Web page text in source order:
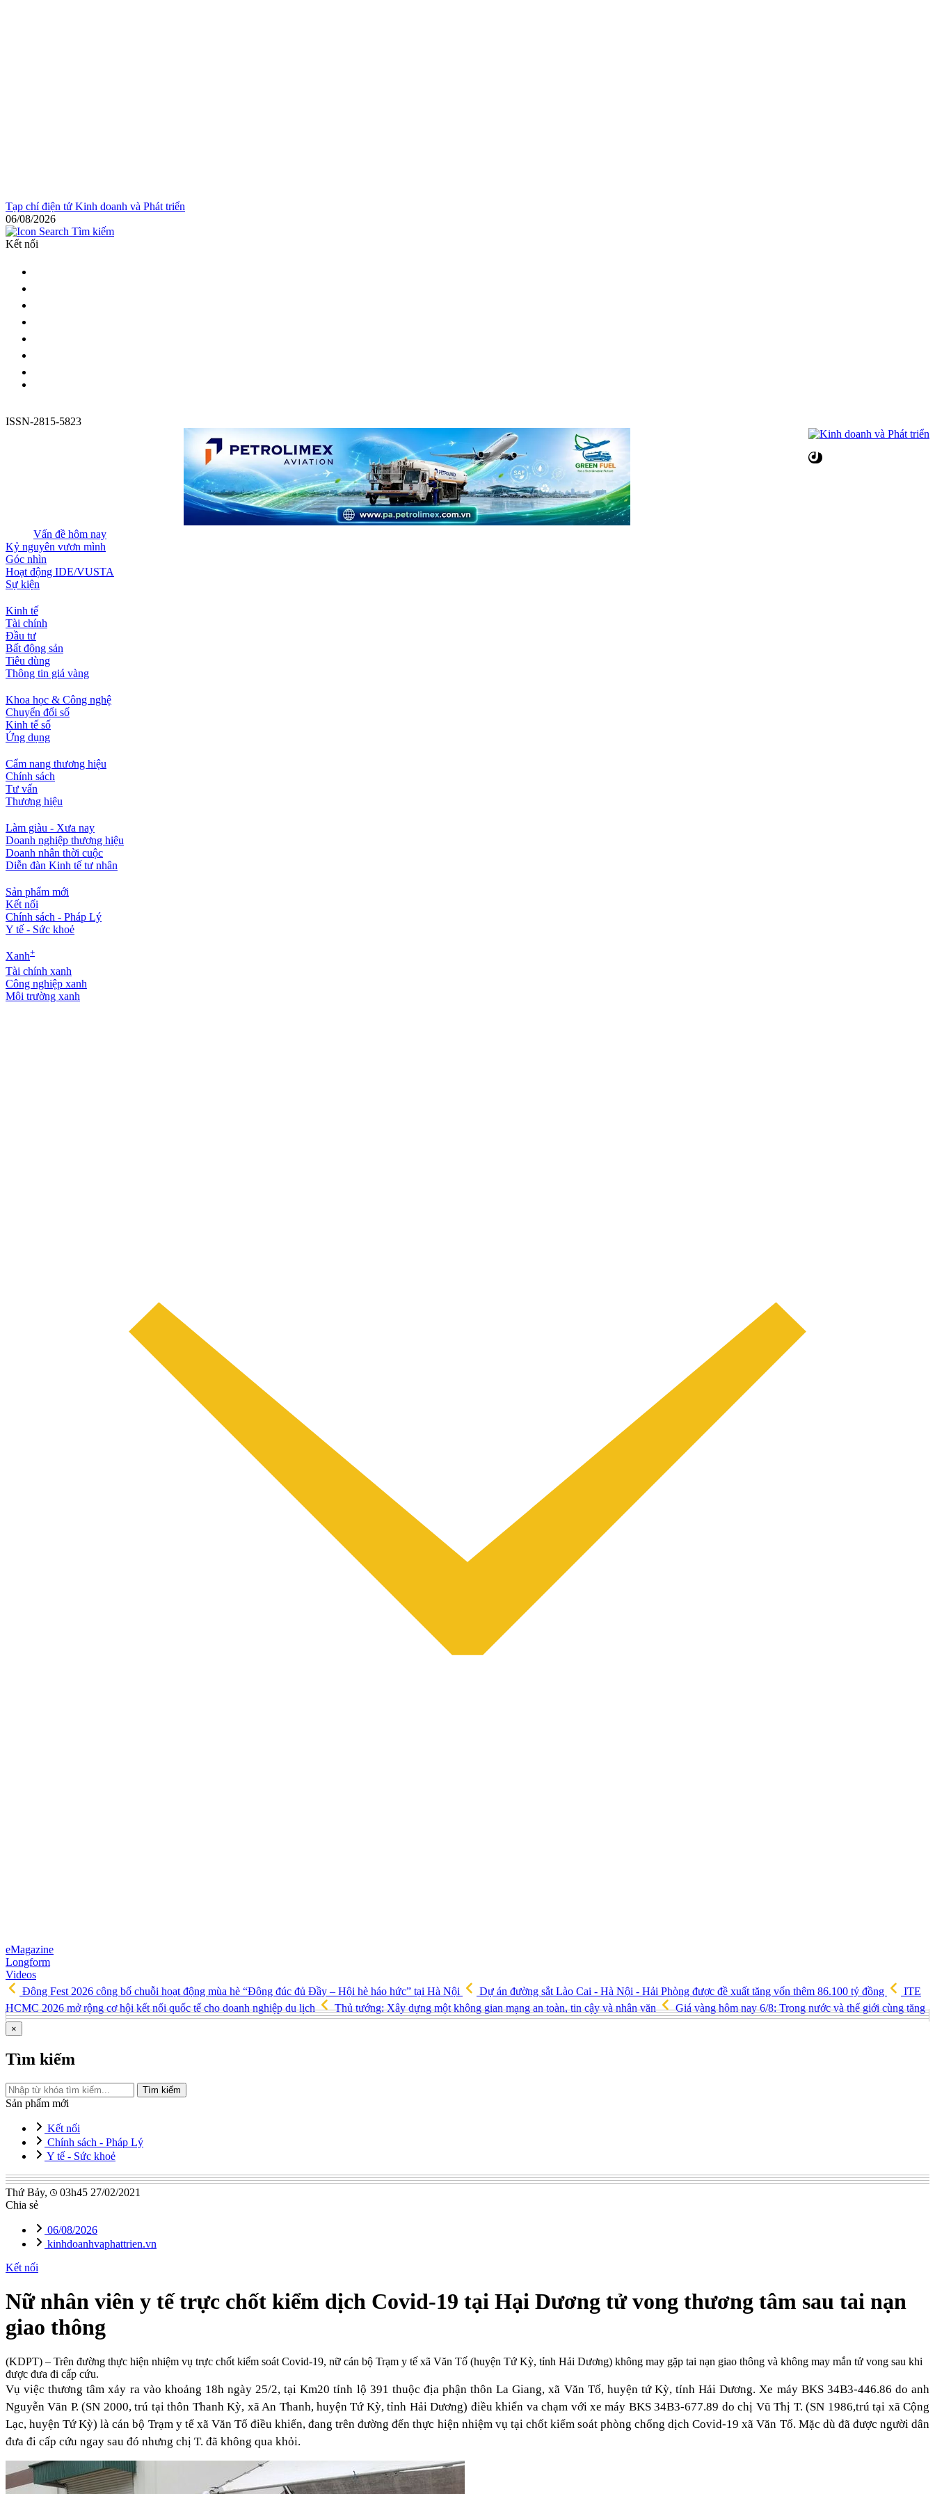
Tạp chí điện tử Kinh doanh và Phát triển
06/08/2026
Tìm kiếm
Kết nối
ISSN-2815-5823
Vấn đề hôm nay
Kỷ nguyên vươn mình
Góc nhìn
Hoạt động IDE/VUSTA
Sự kiện
Kinh tế
Tài chính
Đầu tư
Bất động sản
Tiêu dùng
Thông tin giá vàng
Khoa học & Công nghệ
Chuyển đổi số
Kinh tế số
Ứng dụng
Cẩm nang thương hiệu
Chính sách
Tư vấn
Thương hiệu
Làm giàu - Xưa nay
Doanh nghiệp thương hiệu
Doanh nhân thời cuộc
Diễn đàn Kinh tế tư nhân
Sản phẩm mới
Kết nối
Chính sách - Pháp Lý
Y tế - Sức khoẻ
Xanh+
Tài chính xanh
Công nghiệp xanh
Môi trường xanh
eMagazine
Longform
Videos
Đông Fest 2026 công bố chuỗi hoạt động mùa hè “Đông đúc đủ Đầy – Hội hè háo hức” tại Hà Nội
Dự án đường sắt Lào Cai - Hà Nội - Hải Phòng được đề xuất tăng vốn thêm 86.100 tỷ đồng
ITE
HCMC 2026 mở rộng cơ hội kết nối quốc tế cho doanh nghiệp du lịch
Thủ tướng: Xây dựng một không gian mạng an toàn, tin cậy và nhân văn Giá vàng hôm nay 6/8: Trong nước và thế giới cùng tăng
×
Tìm kiếm
Tìm kiếm
Sản phẩm mới
Kết nối
Chính sách - Pháp Lý
Y tế - Sức khoẻ
Thứ Bảy,
03h45 27/02/2021
Chia sẻ
06/08/2026
kinhdoanhvaphattrien.vn
Kết nối
Nữ nhân viên y tế trực chốt kiểm dịch Covid-19 tại Hại Dương tử vong thương tâm sau tai nạn
giao thông
(KDPT) – Trên đường thực hiện nhiệm vụ trực chốt kiểm soát Covid-19, nữ cán bộ Trạm y tế xã Văn Tố (huyện Tứ Kỳ, tỉnh Hải Dương) không may gặp tai nạn giao thông và không may mắn tử vong sau khi
được đưa đi cấp cứu.
Vụ việc thương tâm xảy ra vào khoảng 18h ngày 25/2, tại Km20 tỉnh lộ 391 thuộc địa phận thôn La Giang, xã Văn Tố, huyện tứ Kỳ, tỉnh Hải Dương. Xe máy BKS 34B3-446.86 do anh
Nguyễn Văn P. (SN 2000, trú tại thôn Thanh Kỳ, xã An Thanh, huyện Tứ Kỳ, tỉnh Hải Dương) điều khiển va chạm với xe máy BKS 34B3-677.89 do chị Vũ Thị T. (SN 1986,trú tại xã Cộng
Lạc, huyện Tứ Kỳ) là cán bộ Trạm y tế xã Văn Tố điều khiển, đang trên đường đến thực hiện nhiệm vụ tại chốt kiểm soát phòng chống dịch Covid-19 xã Văn Tố. Mặc dù đã được người dân
đưa đi cấp cứu ngay sau đó nhưng chị T. đã không qua khỏi.